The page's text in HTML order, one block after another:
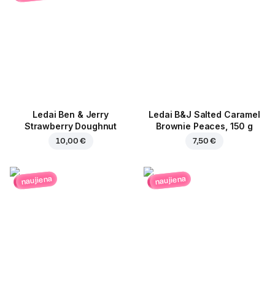
Ledai Ben & Jerry
Strawberry Doughnut
10,00 €
Ledai B&J Salted Caramel
Brownie Peaces, 150 g
7,50 €
naujiena naujiena